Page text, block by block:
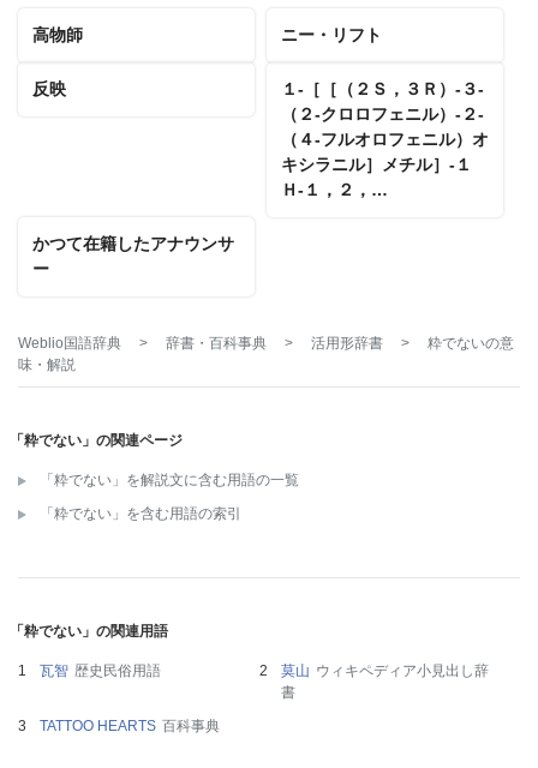
高物師 ニー・リフト
反映
１‐［［（２Ｓ，３Ｒ）‐３‐
（２‐クロロフェニル）‐２‐
（４‐フルオロフェニル）オ
キシラニル］メチル］‐１
Ｈ‐１，２，…
かつて在籍したアナウンサ
ー
Weblio国語辞典 > 辞書・百科事典 > 活用形辞書 > 粋でないの意
味・解説
「粋でない」の関連ページ
「粋でない」を解説文に含む用語の一覧
「粋でない」を含む用語の索引
「粋でない」の関連用語
瓦智 歴史民俗用語 莫山 ウィキペディア小見出し辞
書
TATTOO HEARTS 百科事典